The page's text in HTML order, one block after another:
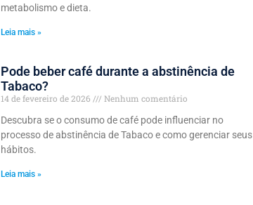
metabolismo e dieta.
Leia mais »
Pode beber café durante a abstinência de
Tabaco?
14 de fevereiro de 2026
Nenhum comentário
Descubra se o consumo de café pode influenciar no
processo de abstinência de Tabaco e como gerenciar seus
hábitos.
Leia mais »